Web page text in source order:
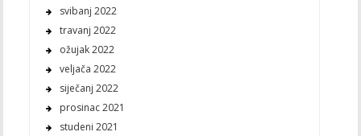
svibanj 2022
travanj 2022
ožujak 2022
veljača 2022
siječanj 2022
prosinac 2021
studeni 2021